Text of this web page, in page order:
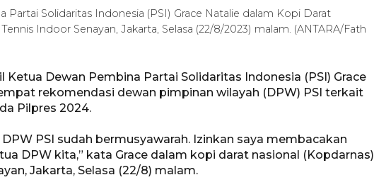
Partai Solidaritas Indonesia (PSI) Grace Natalie dalam Kopi Darat
Indoor Senayan, Jakarta, Selasa (22/8/2023) malam. (ANTARA/Fath
Ketua Dewan Pembina Partai Solidaritas Indonesia (PSI) Grace
rekomendasi dewan pimpinan wilayah (DPW) PSI terkait
Pilpres 2024.
PSI sudah bermusyawarah. Izinkan saya membacakan
DPW kita,” kata Grace dalam kopi darat nasional (Kopdarnas)
Jakarta, Selasa (22/8) malam.